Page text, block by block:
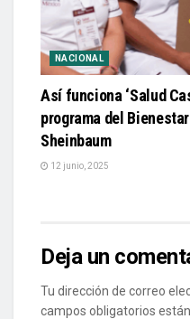
NACIONAL
Así funciona ‘Salud
programa del
Sheinbaum
12 junio, 2025
Deja un
Tu dirección de correo
campos obligatorios